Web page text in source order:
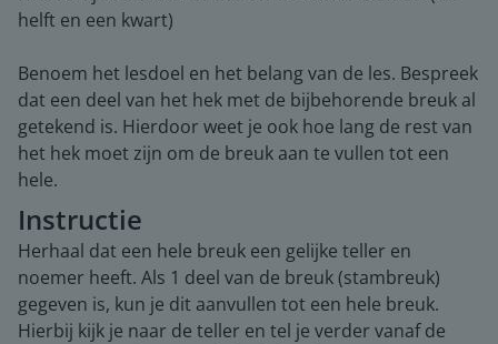
helft en een kwart)
Benoem het lesdoel en het belang van de les. Bespreek
dat een deel van het hek met de bijbehorende breuk al
getekend is. Hierdoor weet je ook hoe lang de rest van
het hek moet zijn om de breuk aan te vullen tot een
hele.
Instructie
Herhaal dat een hele breuk een gelijke teller en
noemer heeft. Als 1 deel van de breuk (stambreuk)
gegeven is, kun je dit aanvullen tot een hele breuk.
Hierbij kijk je naar de teller en tel je verder vanaf de